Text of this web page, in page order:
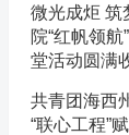
微光成炬 筑
院“红帆领
堂活动圆满
共青团海西
“联心工程”